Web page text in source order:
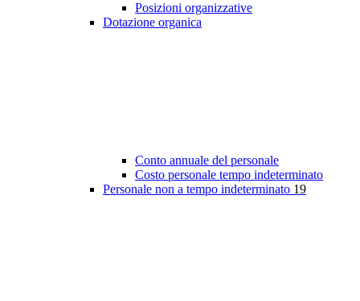
Posizioni organizzative
Dotazione organica
Conto annuale del personale
Costo personale tempo indeterminato
Personale non a tempo indeterminato 19